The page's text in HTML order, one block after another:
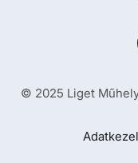
© 2025 Liget